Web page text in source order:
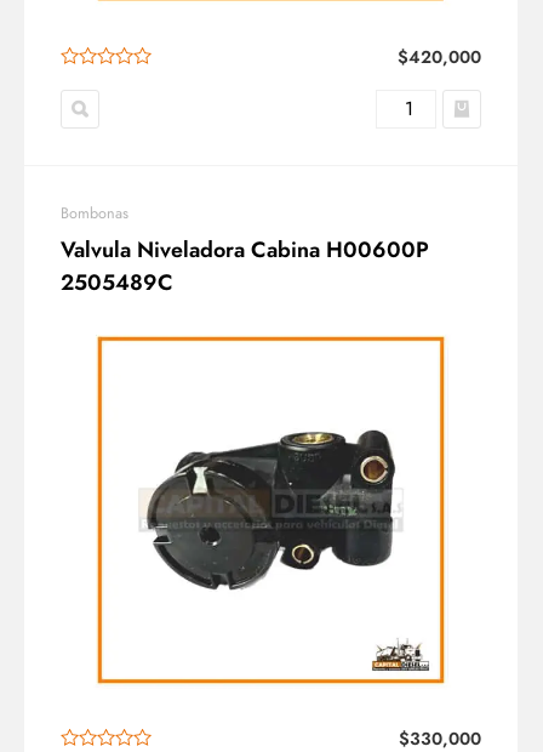
$420,000
Bombonas
Valvula Niveladora Cabina H00600P
2505489C
$330,000